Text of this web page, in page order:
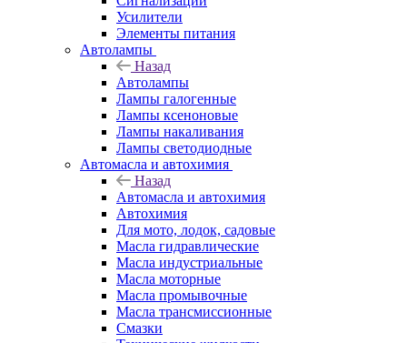
Усилители
Элементы питания
Автолампы
Назад
Автолампы
Лампы галогенные
Лампы ксеноновые
Лампы накаливания
Лампы светодиодные
Автомасла и автохимия
Назад
Автомасла и автохимия
Автохимия
Для мото, лодок, садовые
Масла гидравлические
Масла индустриальные
Масла моторные
Масла промывочные
Масла трансмиссионные
Смазки